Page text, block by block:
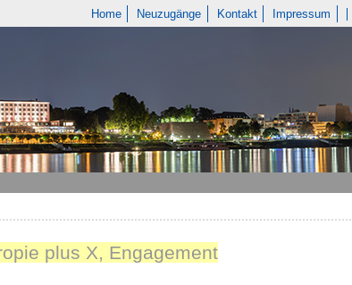
Home Neuzugänge Kontakt Impressum
plus X, Engagement